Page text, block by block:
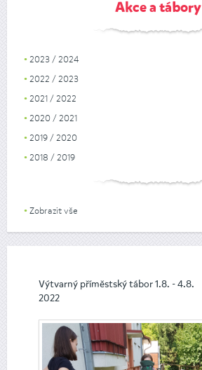
Akce a tábory
2023 / 2024
2022 / 2023
2021 / 2022
2020 / 2021
2019 / 2020
2018 / 2019
Zobrazit vše
Výtvarný příměstský tábor 1.8. - 4.8.
2022